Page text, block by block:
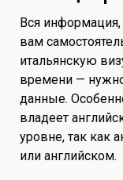
Вся
вам
итальянскую
времени —
данные.
владеет
уровне, так как
или английском.